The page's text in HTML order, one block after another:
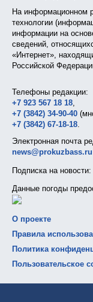
На информационном
технологии
информации на
сведений,
«Интернет»,
Российской
Телефоны редакции:
+7 923 567 18 18
+7 (3842) 34-90-40
+7 (3842) 67-18-18
Электронная почта
news@prokuzbass.ru
Подписка на новости:
Данные погоды
О проекте
Правила
Политика
Пользовательское